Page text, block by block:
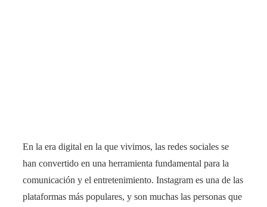
En la era digital en la que vivimos, las redes sociales se
han convertido en una herramienta fundamental para la
comunicación y el entretenimiento. Instagram es una de las
plataformas más populares, y son muchas las personas que